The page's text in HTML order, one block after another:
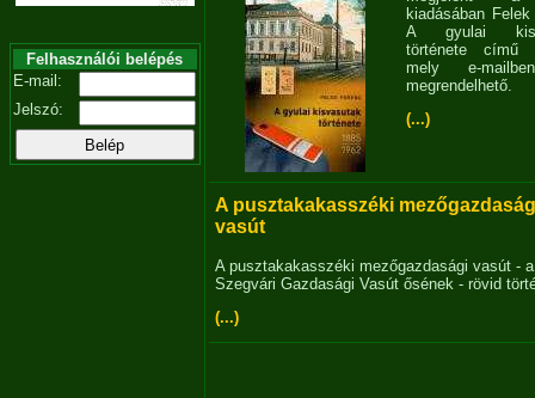
Felhasználói belépés
E-mail:
Jelszó:
kiadásában
A gyulai
története című
mely e-
megrendelhető.
(...)
A pusztakakasszéki
vasút
A pusztakakasszéki mezőgazdasági vasút - a
Szegvári Gazdasági Vasút ősének - rövid
(...)